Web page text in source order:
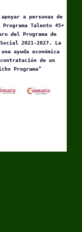
a personas de
Talento 45+
del Programa de
2021-2027. La
ayuda económica
de un
Programa”